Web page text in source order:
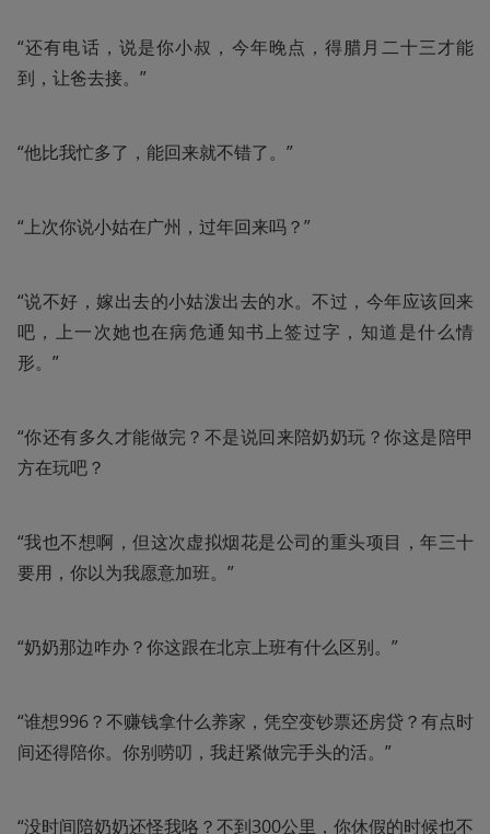
“还有电话，说是你小叔，今年晚点，得腊月二十三才能
到，让爸去接。”
“他比我忙多了，能回来就不错了。”
“上次你说小姑在广州，过年回来吗？”
“说不好，嫁出去的小姑泼出去的水。不过，今年应该回来
吧，上一次她也在病危通知书上签过字，知道是什么情
形。”
“你还有多久才能做完？不是说回来陪奶奶玩？你这是陪甲
方在玩吧？
“我也不想啊，但这次虚拟烟花是公司的重头项目，年三十
要用，你以为我愿意加班。”
“奶奶那边咋办？你这跟在北京上班有什么区别。”
“谁想996？不赚钱拿什么养家，凭空变钞票还房贷？有点时
间还得陪你。你别唠叨，我赶紧做完手头的活。”
“没时间陪奶奶还怪我咯？不到300公里，你休假的时候也不